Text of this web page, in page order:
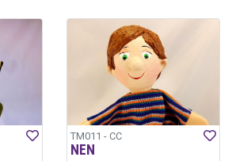
TM011 - CC
NEN